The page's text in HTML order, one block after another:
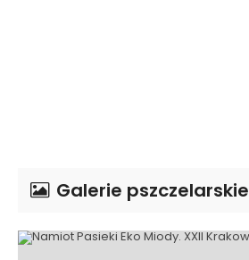
Galerie pszczelarskie